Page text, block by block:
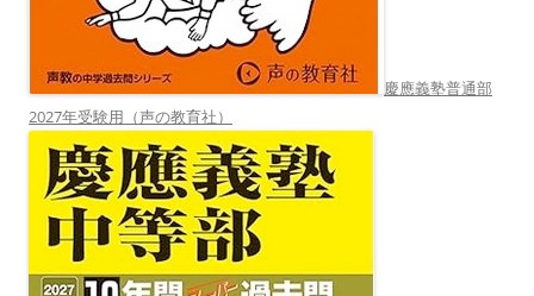
慶應義塾普通部
2027年受験用（声の教育社）